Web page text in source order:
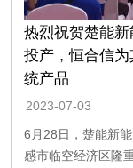
热烈祝贺楚能
投产，恒合信
统产品
2023-07-03
6月28日，楚能新
感市临空经济区隆